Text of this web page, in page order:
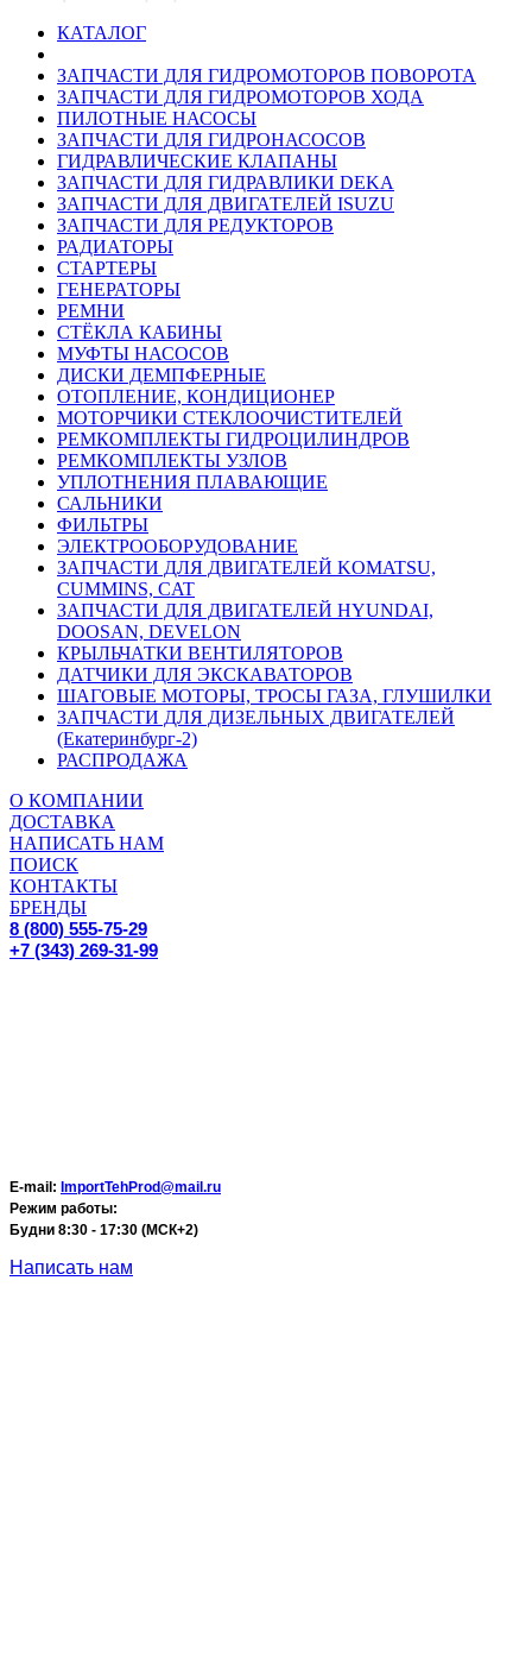
КАТАЛОГ
ЗАПЧАСТИ ДЛЯ ГИДРОМОТОРОВ ПОВОРОТА
ЗАПЧАСТИ ДЛЯ ГИДРОМОТОРОВ ХОДА
ПИЛОТНЫЕ НАСОСЫ
ЗАПЧАСТИ ДЛЯ ГИДРОНАСОСОВ
ГИДРАВЛИЧЕСКИЕ КЛАПАНЫ
ЗАПЧАСТИ ДЛЯ ГИДРАВЛИКИ DEKA
ЗАПЧАСТИ ДЛЯ ДВИГАТЕЛЕЙ ISUZU
ЗАПЧАСТИ ДЛЯ РЕДУКТОРОВ
РАДИАТОРЫ
СТАРТЕРЫ
ГЕНЕРАТОРЫ
РЕМНИ
СТЁКЛА КАБИНЫ
МУФТЫ НАСОСОВ
ДИСКИ ДЕМПФЕРНЫЕ
ОТОПЛЕНИЕ, КОНДИЦИОНЕР
МОТОРЧИКИ СТЕКЛООЧИСТИТЕЛЕЙ
РЕМКОМПЛЕКТЫ ГИДРОЦИЛИНДРОВ
РЕМКОМПЛЕКТЫ УЗЛОВ
УПЛОТНЕНИЯ ПЛАВАЮЩИЕ
САЛЬНИКИ
ФИЛЬТРЫ
ЭЛЕКТРООБОРУДОВАНИЕ
ЗАПЧАСТИ ДЛЯ ДВИГАТЕЛЕЙ KOMATSU,
CUMMINS, CAT
ЗАПЧАСТИ ДЛЯ ДВИГАТЕЛЕЙ HYUNDAI,
DOOSAN, DEVELON
КРЫЛЬЧАТКИ ВЕНТИЛЯТОРОВ
ДАТЧИКИ ДЛЯ ЭКСКАВАТОРОВ
ШАГОВЫЕ МОТОРЫ, ТРОСЫ ГАЗА, ГЛУШИЛКИ
ЗАПЧАСТИ ДЛЯ ДИЗЕЛЬНЫХ ДВИГАТЕЛЕЙ
(Екатеринбург-2)
РАСПРОДАЖА
О КОМПАНИИ
ДОСТАВКА
НАПИСАТЬ НАМ
ПОИСК
КОНТАКТЫ
БРЕНДЫ
8 (800) 555-75-29
+7 (343) 269-31-99
E-mail: ImportTehProd@mail.ru
Режим работы:
Будни 8:30 - 17:30 (МСК+2)
Написать нам